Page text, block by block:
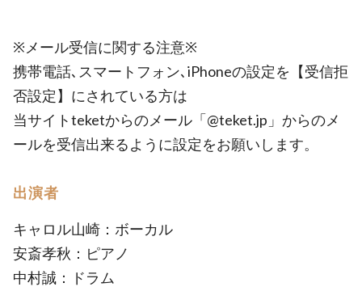
※メール受信に関する注意※
携帯電話､スマートフォン､iPhoneの設定を【受信拒
否設定】にされている方は
当サイトteketからのメール「@teket.jp」からのメ
ールを受信出来るように設定をお願いします。
出演者
キャロル山崎：ボーカル
安斎孝秋：ピアノ
中村誠：ドラム